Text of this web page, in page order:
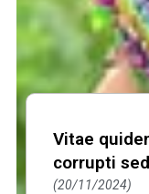
Vitae
corrupti sed
20/11/2024